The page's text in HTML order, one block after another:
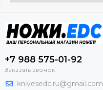
+7 988 575-01-92
Заказать звонок
knivesedc.ru@gmail.com